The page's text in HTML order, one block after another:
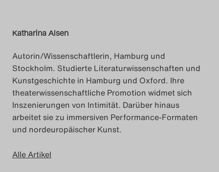
Katharina Alsen
Autorin/Wissenschaftlerin, Hamburg und
Stockholm. Studierte Literaturwissenschaften und
Kunstgeschichte in Hamburg und Oxford. Ihre
theaterwissenschaftliche Promotion widmet sich
Inszenierungen von Intimität. Darüber hinaus
arbeitet sie zu immersiven Performance-Formaten
und nordeuropäischer Kunst.
Alle Artikel